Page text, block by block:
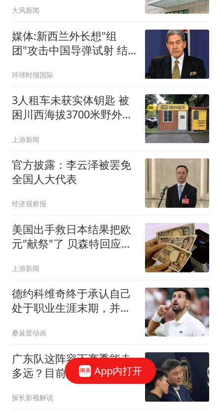
大风新闻
媒体:新西兰外长想"组
团"攻击中国导弹试射 结
环球时报国际
3人租车未获实体钥匙 被
困川西海拔3700米野外10
上游新闻
官方披露：李云泽被罢免
全国人大代表
经济观察报
美国出手救日本结果把欧
元"献祭"了 贝森特回应质
上游新闻
德约科维奇终于承认自己
处于职业生涯末期，并对
桑葚爱动画
广东队这阵容下赛季能走
多远？目前的阵容很有可
能打破队史记录。
探长影视解说
App内打开